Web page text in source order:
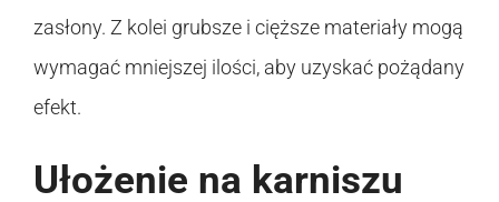
zasłony. Z kolei grubsze i cięższe materiały mogą
wymagać mniejszej ilości, aby uzyskać pożądany
efekt.
Ułożenie na karniszu